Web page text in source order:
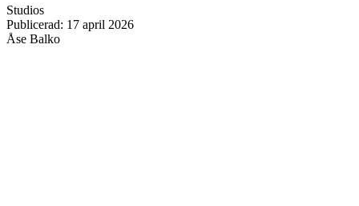
Studios
Publicerad: 17 april 2026
Åse Balko